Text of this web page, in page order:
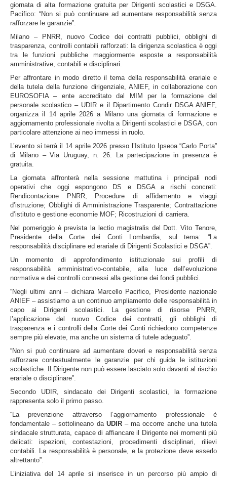
giornata di alta formazione gratuita per Dirigenti scolastici e DSGA.
Pacifico: “Non si può continuare ad aumentare responsabilità senza
rafforzare le garanzie”.
Milano – PNRR, nuovo Codice dei contratti pubblici, obblighi di
trasparenza, controlli contabili rafforzati: la dirigenza scolastica è oggi
tra le funzioni pubbliche maggiormente esposte a responsabilità
amministrative, contabili e disciplinari.
Per affrontare in modo diretto il tema della responsabilità erariale e
della tutela della funzione dirigenziale, ANIEF, in collaborazione con
EUROSOFIA – ente accreditato dal MIM per la formazione del
personale scolastico – UDIR e il Dipartimento Condir DSGA ANIEF,
organizza il 14 aprile 2026 a Milano una giornata di formazione e
aggiornamento professionale rivolta a Dirigenti scolastici e DSGA, con
particolare attenzione ai neo immessi in ruolo.
L’evento si terrà il 14 aprile 2026 presso l’Istituto Ipseoa “Carlo Porta”
di Milano – Via Uruguay, n. 26. La partecipazione in presenza è
gratuita.
La giornata affronterà nella sessione mattutina i principali nodi
operativi che oggi espongono DS e DSGA a rischi concreti:
Rendicontazione PNRR; Procedure di affidamento e viaggi
d’istruzione; Obblighi di Amministrazione Trasparente; Contrattazione
d’istituto e gestione economie MOF; Ricostruzioni di carriera.
Nel pomeriggio è prevista la lectio magistralis del Dott. Vito Tenore,
Presidente della Corte dei Conti Lombardia, sul tema: “La
responsabilità disciplinare ed erariale di Dirigenti Scolastici e DSGA”.
Un momento di approfondimento istituzionale sui profili di
responsabilità amministrativo-contabile, alla luce dell’evoluzione
normativa e dei controlli connessi alla gestione dei fondi pubblici.
“Negli ultimi anni – dichiara Marcello Pacifico, Presidente nazionale
ANIEF – assistiamo a un continuo ampliamento delle responsabilità in
capo ai Dirigenti scolastici. La gestione di risorse PNRR,
l’applicazione del nuovo Codice dei contratti, gli obblighi di
trasparenza e i controlli della Corte dei Conti richiedono competenze
sempre più elevate, ma anche un sistema di tutele adeguato”.
“Non si può continuare ad aumentare doveri e responsabilità senza
rafforzare contestualmente le garanzie per chi guida le istituzioni
scolastiche. Il Dirigente non può essere lasciato solo davanti al rischio
erariale o disciplinare”.
Secondo UDIR, sindacato dei Dirigenti scolastici, la formazione
rappresenta solo il primo passo.
“La prevenzione attraverso l’aggiornamento professionale è
fondamentale – sottolineano da UDIR– ma occorre anche una tutela
sindacale strutturata, capace di affiancare il Dirigente nei momenti più
delicati: ispezioni, contestazioni, procedimenti disciplinari, rilievi
contabili. La responsabilità è personale, e la protezione deve esserlo
altrettanto”.
L’iniziativa del 14 aprile si inserisce in un percorso più ampio di